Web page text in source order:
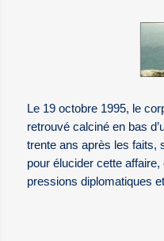
Le 19 octobre 1995, le
retrouvé calciné en bas
trente ans après les faits,
pour élucider cette
pressions diplomatiques